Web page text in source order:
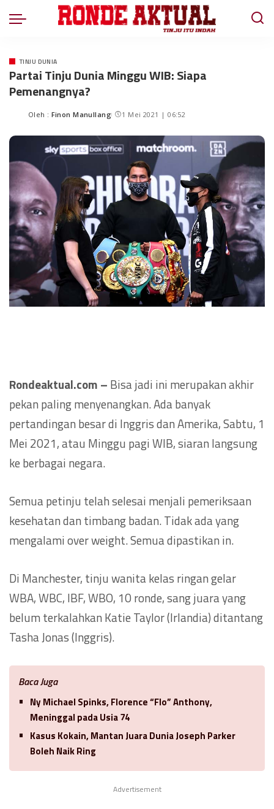
TINJU DUNIA
Partai Tinju Dunia Minggu WIB: Siapa
Pemenangnya?
Oleh : Finon Manullang 1 Mei 2021 | 06:52
Rondeaktual.com – Bisa jadi ini merupakan akhir
pekan paling menyenangkan. Ada banyak
pertandingan besar di Inggris dan Amerika, Sabtu, 1
Mei 2021, atau Minggu pagi WIB, siaran langsung
ke berbagai negara.
Semua petinju telah selesai menjali pemeriksaan
kesehatan dan timbang badan. Tidak ada yang
mengalami over weight. Semua dipastikan in.
Di Manchester, tinju wanita kelas ringan gelar
WBA, WBC, IBF, WBO, 10 ronde, sang juara yang
belum terkalahkan Katie Taylor (Irlandia) ditantang
Tasha Jonas (Inggris).
Baca Juga
Ny Michael Spinks, Florence “Flo” Anthony,
Meninggal pada Usia 74
Kasus Kokain, Mantan Juara Dunia Joseph Parker
Boleh Naik Ring
Advertisement